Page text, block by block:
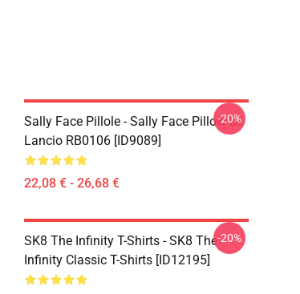
Sally Face Pillole - Sally Face Pillow Di
Lancio RB0106 [ID9089]
22,08 € - 26,68 €
-20%
SK8 The Infinity T-Shirts - SK8 The
Infinity Classic T-Shirts [ID12195]
-20%